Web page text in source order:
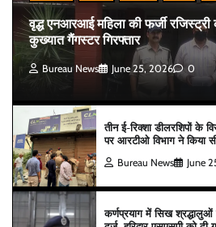
वृद्ध एनआरआई महिला की फर्जी
कुख्यात गैंगस्टर गिरफ्तार
Bureau News June 25, 2026 0
तीन ई-रिक्शा डीलरशिपों के
पर आरटीओ विभाग ने किया
Bureau News June
कर्णप्रयाग में सिख